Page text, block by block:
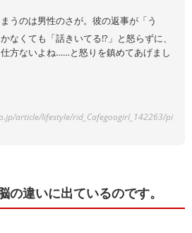
うのは男性のさが。彼の返事が「う
なくても「話きいてる!?」と怒らずに、
方ないよね……と怒りを鎮めてあげまし
article/lifestyle/rid_Cafegoogirl_142263/pi
の違いに出ているのです。